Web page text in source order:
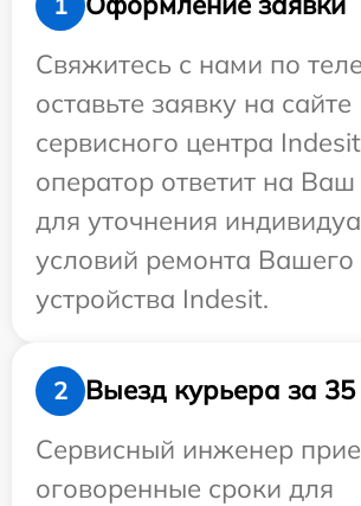
Свяжитесь с нами по
оставьте заявку на сайте
сервисного центра
оператор ответит на Ваш
для уточнения
условий ремонта Вашего
устройства Indesit.
2
Выезд курьера за 35
Сервисный инженер
оговоренные сроки для